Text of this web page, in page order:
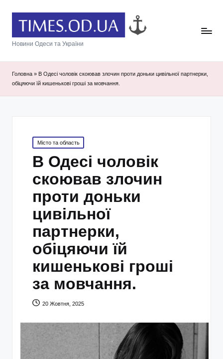
Новини Одеси та України
Головна » В Одесі чоловік скоював злочин проти доньки цивільної партнерки,
обіцяючи їй кишенькові гроші за мовчання.
Posted
in
Місто та область
В Одесі чоловік
скоював злочин
проти доньки
цивільної
партнерки,
обіцяючи їй
кишенькові гроші
за мовчання.
20 Жовтня, 2025